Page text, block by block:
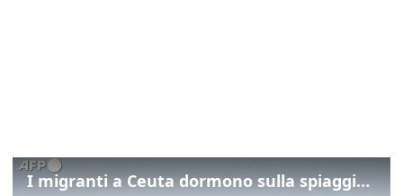
I migranti a Ceuta dormono sulla spiaggia: "Vogliamo entrare in Europa"